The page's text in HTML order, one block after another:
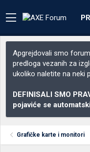
Apgrejdovali smo
predloga vezanih za
ukoliko naletite na neki
DEFINISALI SMO
pojaviće se
Grafičke karte i monitori